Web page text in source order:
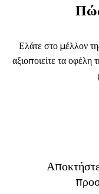
Ελάτε στο μέλλον
αξιοποιείτε τα οφέλη